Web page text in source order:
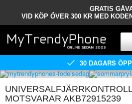
GRATIS
VID KÖP ÖVER 300 KR MED KODEN
30 DAGARS
MOTSVARAR AKB72915239